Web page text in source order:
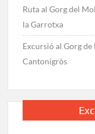
Ruta al Gorg del
la Garrotxa
Excursió al Gorg de
Cantonigròs